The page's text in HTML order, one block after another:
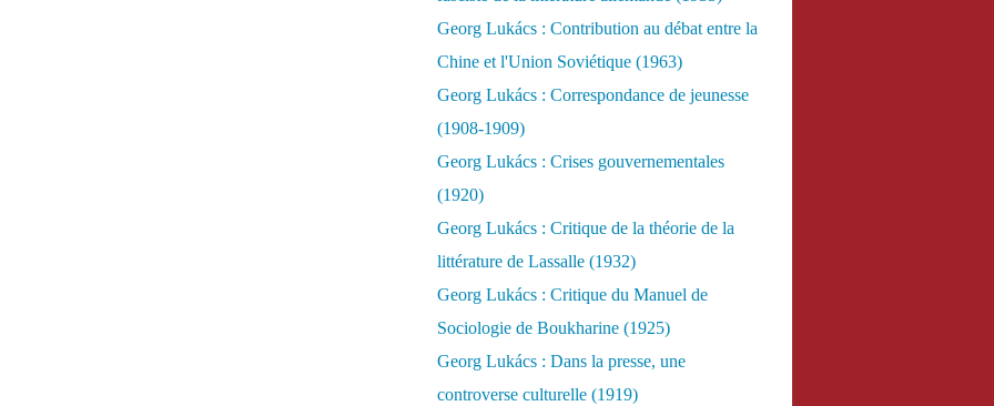
Georg Lukács : Contribution au débat entre la
Chine et l'Union Soviétique (1963)
Georg Lukács : Correspondance de jeunesse
(1908-1909)
Georg Lukács : Crises gouvernementales
(1920)
Georg Lukács : Critique de la théorie de la
littérature de Lassalle (1932)
Georg Lukács : Critique du Manuel de
Sociologie de Boukharine (1925)
Georg Lukács : Dans la presse, une
controverse culturelle (1919)